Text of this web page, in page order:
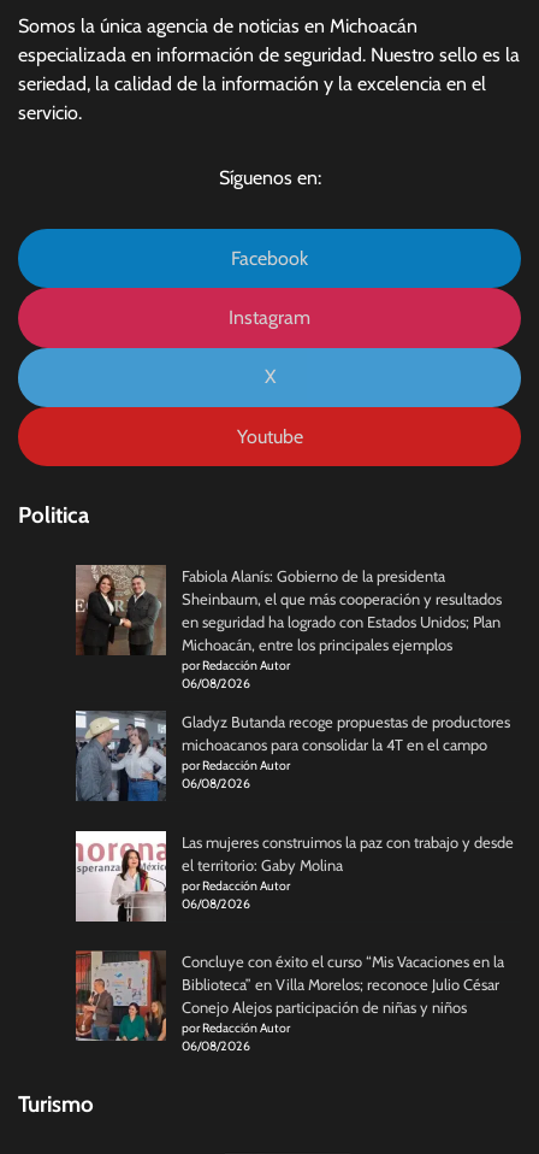
Somos la única agencia de noticias en Michoacán
especializada en información de seguridad. Nuestro sello es la
seriedad, la calidad de la información y la excelencia en el
servicio.
Síguenos en:
Facebook
Instagram
X
Youtube
Politica
Fabiola Alanís: Gobierno de la presidenta
Sheinbaum, el que más cooperación y resultados
en seguridad ha logrado con Estados Unidos; Plan
Michoacán, entre los principales ejemplos
por Redacción Autor
06/08/2026
Gladyz Butanda recoge propuestas de productores
michoacanos para consolidar la 4T en el campo
por Redacción Autor
06/08/2026
Las mujeres construimos la paz con trabajo y desde
el territorio: Gaby Molina
por Redacción Autor
06/08/2026
Concluye con éxito el curso “Mis Vacaciones en la
Biblioteca” en Villa Morelos; reconoce Julio César
Conejo Alejos participación de niñas y niños
por Redacción Autor
06/08/2026
Turismo